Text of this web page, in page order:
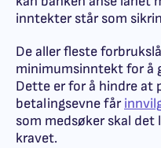
inntekter står som
De aller fleste
minimumsinntekt for å
Dette er for å hindre at
betalingsevne får
som medsøker skal
kravet.